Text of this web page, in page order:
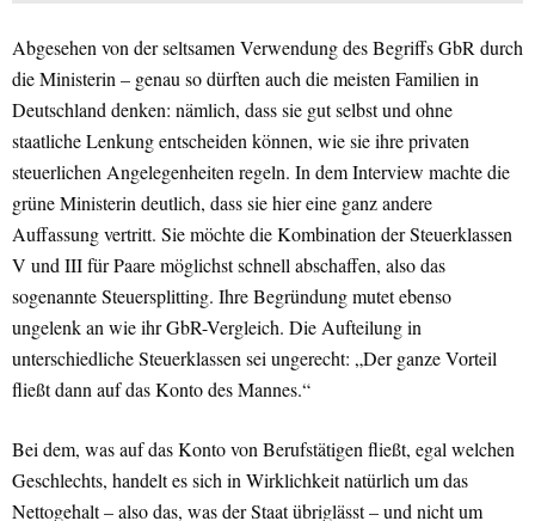
Abgesehen von der seltsamen Verwendung des Begriffs GbR durch
die Ministerin – genau so dürften auch die meisten Familien in
Deutschland denken: nämlich, dass sie gut selbst und ohne
staatliche Lenkung entscheiden können, wie sie ihre privaten
steuerlichen Angelegenheiten regeln. In dem Interview machte die
grüne Ministerin deutlich, dass sie hier eine ganz andere
Auffassung vertritt. Sie möchte die Kombination der Steuerklassen
V und III für Paare möglichst schnell abschaffen, also das
sogenannte Steuersplitting. Ihre Begründung mutet ebenso
ungelenk an wie ihr GbR-Vergleich. Die Aufteilung in
unterschiedliche Steuerklassen sei ungerecht: „Der ganze Vorteil
fließt dann auf das Konto des Mannes.“
Bei dem, was auf das Konto von Berufstätigen fließt, egal welchen
Geschlechts, handelt es sich in Wirklichkeit natürlich um das
Nettogehalt – also das, was der Staat übriglässt – und nicht um